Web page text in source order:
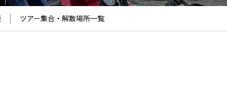
ツアー集合・解散場所一覧